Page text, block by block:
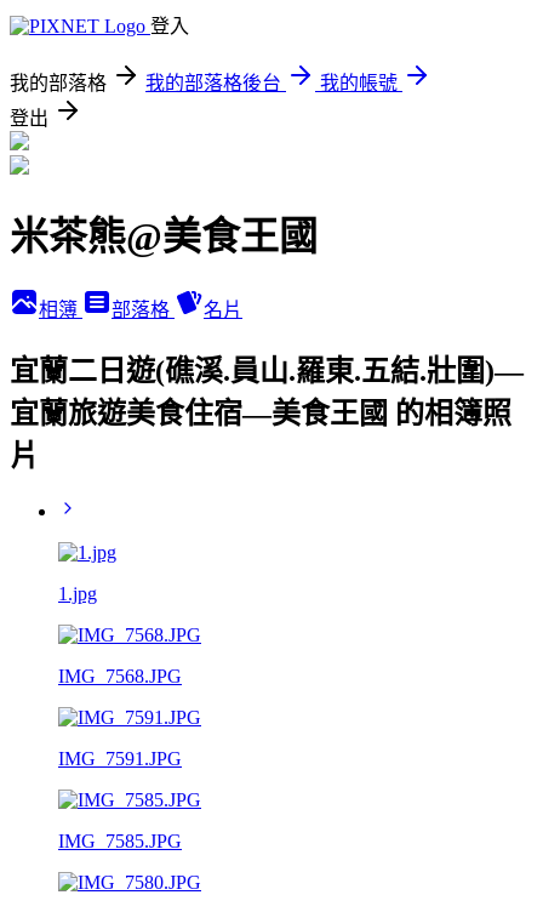
登入
我的部落格 我的部落格後台
我的帳號
登出
米茶熊@美食王國
相簿 部落格 名片
宜蘭二日遊(礁溪.員山.羅東.五結.壯圍)—
宜蘭旅遊美食住宿—美食王國 的相簿照
片
1.jpg
IMG_7568.JPG
IMG_7591.JPG
IMG_7585.JPG